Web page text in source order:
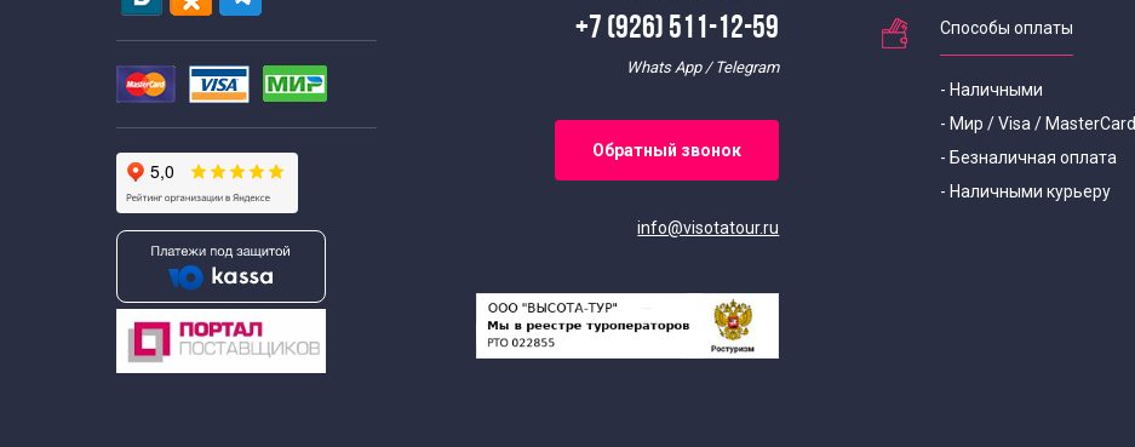
+7 (926) 511-12-59
Whats App / Telegram
Обратный звонок
info@visotatour.ru
Способы оплаты
- Наличными
- Мир / Visa / MasterCard
- Безналичная оплата
- Наличными курьеру